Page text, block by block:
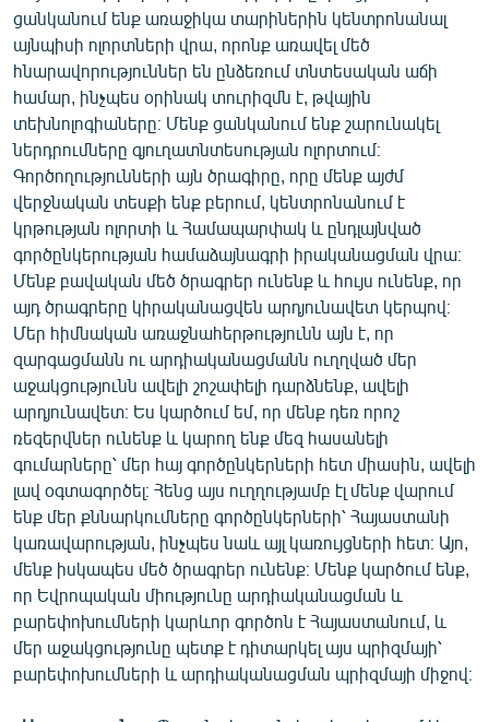
ցանկանում ենք առաջիկա տարիներին կենտրոնանալ
այնպիսի ոլորտների վրա, որոնք առավել մեծ
հնարավորություններ են ընձեռում տնտեսական աճի
համար, ինչպես օրինակ տուրիզմն է, թվային
տեխնոլոգիաները։ Մենք ցանկանում ենք շարունակել
ներդրումները գյուղատնտեսության ոլորտում։
Գործողությունների այն ծրագիրը, որը մենք այժմ
վերջնական տեսքի ենք բերում, կենտրոնանում է
կրթության ոլորտի և Համապարփակ և ընդլայնված
գործընկերության համաձայնագրի իրականացման վրա։
Մենք բավական մեծ ծրագրեր ունենք և հույս ունենք, որ
այդ ծրագրերը կիրականացվեն արդյունավետ կերպով։
Մեր հիմնական առաջնահերթությունն այն է, որ
զարգացմանն ու արդիականացմանն ուղղված մեր
աջակցությունն ավելի շոշափելի դարձնենք, ավելի
արդյունավետ։ Ես կարծում եմ, որ մենք դեռ որոշ
ռեզերվներ ունենք և կարող ենք մեզ հասանելի
գումարները՝ մեր հայ գործընկերների հետ միասին, ավելի
լավ օգտագործել։ Հենց այս ուղղությամբ էլ մենք վարում
ենք մեր քննարկումները գործընկերների՝ Հայաստանի
կառավարության, ինչպես նաև այլ կառույցների հետ։ Այո,
մենք իսկապես մեծ ծրագրեր ունենք։ Մենք կարծում ենք,
որ Եվրոպական միությունը արդիականացման և
բարեփոխումների կարևոր գործոն է Հայաստանում, և
մեր աջակցությունը պետք է դիտարկել այս պրիզմայի՝
բարեփոխումների և արդիականացման պրիզմայի միջով։